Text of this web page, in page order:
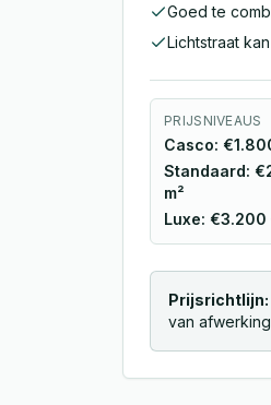
Goed te
Lichtstraat
PRIJSNIVEAUS
Casco:
Standaard:
m²
Luxe: €3.200
Prijsrichtlijn:
van